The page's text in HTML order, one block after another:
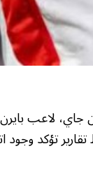
لاعب بايرن
تؤكد وجود